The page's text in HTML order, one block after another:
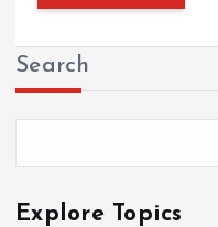
Search
Explore Topics